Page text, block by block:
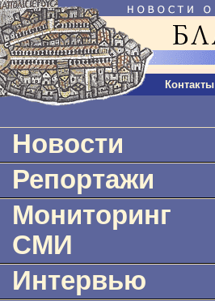
Контакты
Новости
Репортажи
Мониторинг
СМИ
Интервью